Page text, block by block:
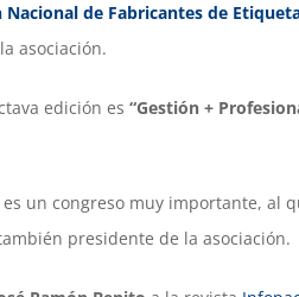
Nacional de Fabricantes de
asociación.
edición es “Gestión +
es un congreso muy importante, al
presidente de la asociación.